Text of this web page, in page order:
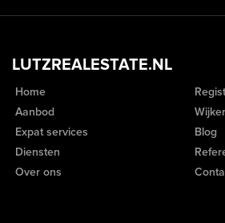
LUTZREALESTATE.NL
Home
Aanbod
Expat services
Diensten
Over ons
Blog